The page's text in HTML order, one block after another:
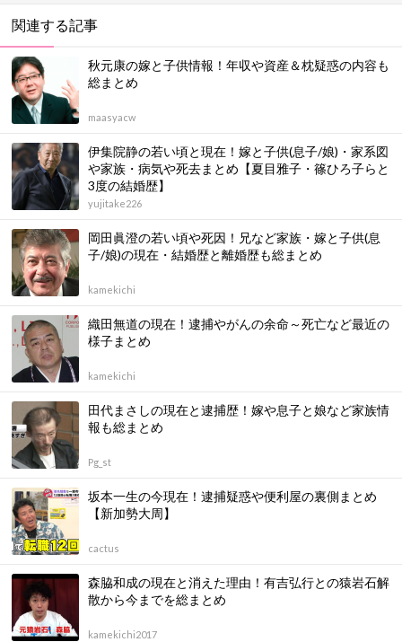
関連する記事
秋元康の嫁と子供情報！年収や資産＆枕疑惑の内容も
総まとめ
maasyacw
伊集院静の若い頃と現在！嫁と子供(息子/娘)・家系図
や家族・病気や死去まとめ【夏目雅子・篠ひろ子らと
3度の結婚歴】
yujitake226
岡田眞澄の若い頃や死因！兄など家族・嫁と子供(息
子/娘)の現在・結婚歴と離婚歴も総まとめ
kamekichi
織田無道の現在！逮捕やがんの余命～死亡など最近の
様子まとめ
kamekichi
田代まさしの現在と逮捕歴！嫁や息子と娘など家族情
報も総まとめ
Pg_st
坂本一生の今現在！逮捕疑惑や便利屋の裏側まとめ
【新加勢大周】
cactus
森脇和成の現在と消えた理由！有吉弘行との猿岩石解
散から今までを総まとめ
kamekichi2017